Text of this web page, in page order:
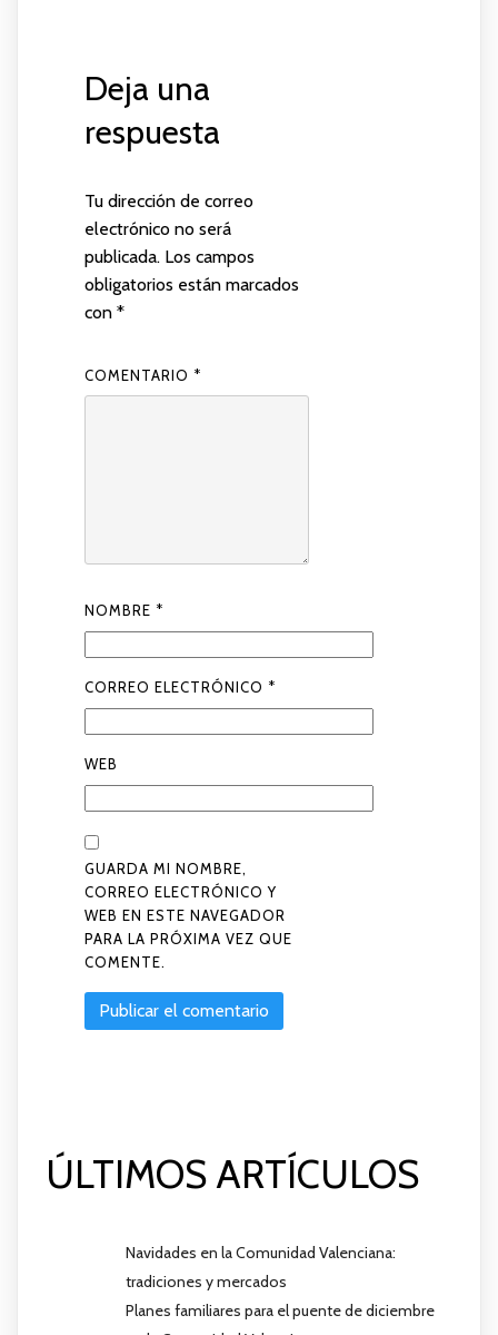
Deja una
respuesta
Tu dirección de correo
electrónico no será
publicada. Los campos
obligatorios están marcados
con *
COMENTARIO *
NOMBRE *
CORREO ELECTRÓNICO *
WEB
GUARDA MI NOMBRE,
CORREO ELECTRÓNICO Y
WEB EN ESTE NAVEGADOR
PARA LA PRÓXIMA VEZ QUE
COMENTE.
ÚLTIMOS ARTÍCULOS
Navidades en la Comunidad Valenciana:
tradiciones y mercados
Planes familiares para el puente de diciembre